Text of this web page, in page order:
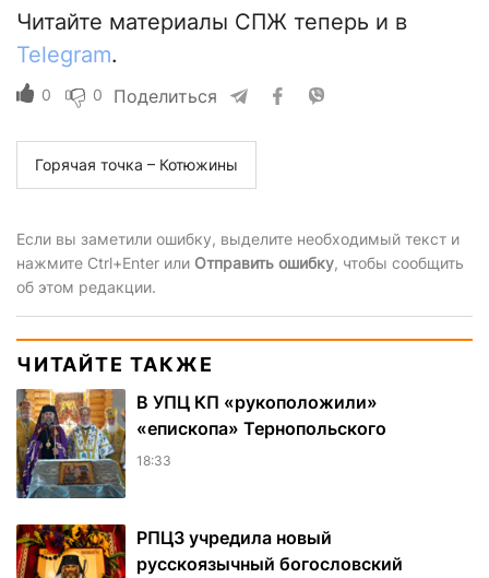
Читайте материалы СПЖ теперь и в
Telegram.
0 0 Поделиться
Горячая точка – Котюжины
Если вы заметили ошибку, выделите необходимый текст и
нажмите Ctrl+Enter или Отправить ошибку, чтобы сообщить
об этом редакции.
ЧИТАЙТЕ ТАКЖЕ
В УПЦ КП «рукоположили»
«епископа» Тернопольского
18:33
РПЦЗ учредила новый
русскоязычный богословский